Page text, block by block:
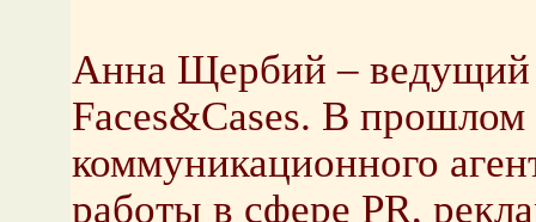
Анна Щербий – ведущий
Faces&Cases. В прошлом
коммуникационного
работы в сфере PR,